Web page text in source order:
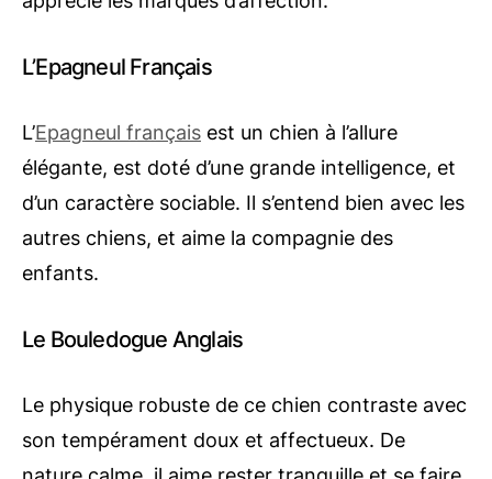
L’Epagneul Français
L’Epagneul français est un chien à l’allure
élégante, est doté d’une grande intelligence, et
d’un caractère sociable. Il s’entend bien avec les
autres chiens, et aime la compagnie des
enfants.
Le Bouledogue Anglais
Le physique robuste de ce chien contraste avec
son tempérament doux et affectueux. De